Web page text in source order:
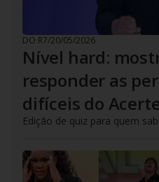
DO R7/20/05/2026
Nível hard:
responder as
difíceis do
Edição de quiz para quem